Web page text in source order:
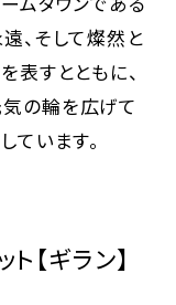
、そして燦然と
表すとともに、
の輪を広げて
ています。
【ギラン】